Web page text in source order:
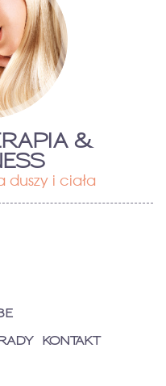
&
duszy i ciała
KONTAKT